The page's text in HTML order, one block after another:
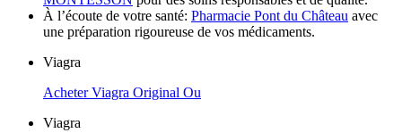
À l’écoute de votre santé: Pharmacie Pont du Château avec
une préparation rigoureuse de vos médicaments.
Viagra
Acheter Viagra Original Ou
Viagra